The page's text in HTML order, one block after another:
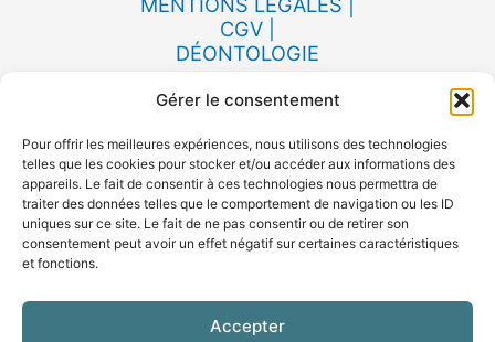
Gérer le consentement
Pour offrir les meilleures expériences, nous utilisons des technologies
telles que les cookies pour stocker et/ou accéder aux informations des
appareils. Le fait de consentir à ces technologies nous permettra de
traiter des données telles que le comportement de navigation ou les ID
uniques sur ce site. Le fait de ne pas consentir ou de retirer son
consentement peut avoir un effet négatif sur certaines caractéristiques
et fonctions.
Accepter
CGV |
DÉONTOLOGIE
LinkedIn
Instagram
Facebook
Consultation en VISIO et à Montauban à